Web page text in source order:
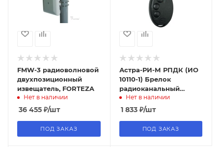
FMW-3 радиоволновой
двухпозиционный
извещатель, FORTEZA
Нет в наличии
36 455 ₽/шт
ПОД ЗАКАЗ
Астра-РИ-М РПДК (ИО
10110-1) Брелок
радиоканальный
трехкнопочный
Нет в наличии
1 833₽/шт
ПОД ЗАКАЗ